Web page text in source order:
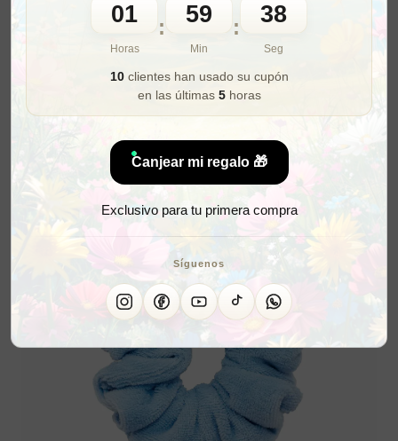
01
Horas
: 59
Min
: 36
Seg
10clientes han usado su cupón
en las últimas 5horas
Canjear mi regalo 🎁
Exclusivo para tu primera compra
Síguenos